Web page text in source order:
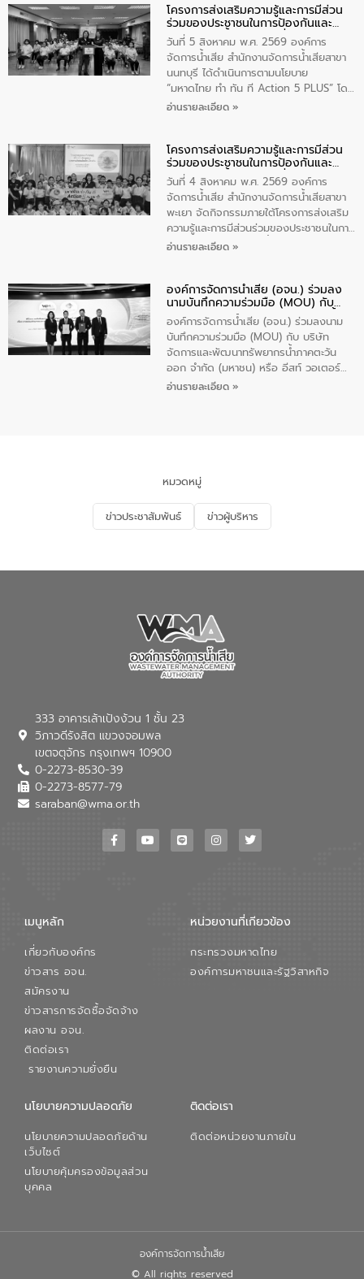
วัดสิงห์ จังหวัดชัยนาท โดยมีนายแสงชัย
สุขชื่น นายกเทศมนตรีตำบลวัดสิงห์ คณะผู้
บริหารเทศบาลตำบลวัดสิงห์ ผู้นำชุมชน และ
ประชาชนในพื้นที่เทศบาลตำบลวัดสิงก์ที่มี
ส่วนได้ส่วนเสียในโครงก่อสร้างศูนย์บริหาร
จัดการคุณภาพน้ำเทศบาลตำบลวัดสิงห์
จังหวัดชัยนาท ให้การต้อนรับ
โครงการส่งเสริมความรู้และการมีส่วน
ร่วมของประชาชนในการป้องกันและ
แก้ไขปัญหาน้ำเสียอย่างยั่งยืน
วันที่ 5 สิงหาคม พ.ศ. 2569 องค์การ
จัดการน้ำเสีย สำนักงานจัดการน้ำเสียสาขา
นนทบุรี ได้ดำเนินการตามนโยบาย
“มหาดไทย ทำ ทัน ที Action 5 PLUS” โดย
จัดโครงการส่งเสริมความรู้และการมีส่วน
“ชุมชนร่วมใจ น้ำใสยั่งยืน” ได้บรรยายให้
ความรู้เกี่ยวกับการจัดการน้ำเสียและการใช้
ถังดักไขมันให้แก่นักเรียนโรงเรียนวัดบ่อ
(นันทวิทยา) เทศบาลนครปากเกร็ด อำเภอ
ปากเกร็ด จังหวัดนนทบุรี จำนวน 30 คน
อ่านรายละเอียด »
โครงการส่งเสริมความรู้และการมีส่วน
ร่วมของประชาชนในการป้องกันและ
แก้ไขปัญหาน้ำเสียอย่างยั่งยืน
วันที่ 4 สิงหาคม พ.ศ. 2569 องค์การ
จัดการน้ำเสีย สำนักงานจัดการน้ำเสียสาขา
พะเยา จัดกิจกรรมภายใต้โครงการส่งเสริม
ความรู้และการมีส่วนร่วมของประชาชนในการ
ป้องกันและแก้ไขปัญหาน้ำเสียอย่างยั่งยืน
ชุมชนและการบำบัดน้ำเสียเบื้องต้น ให้กับ
นักเรียนชั้นประถมศึกษาปีที่ 5 โรงเรียน
เทศบาล 1 (พะเยาประชานุกูล) จำนวน 30
คน
อ่านรายละเอียด »
องค์การจัดการน้ำเสีย (อจน.) ร่วมลง
นามบันทึกความร่วมมือ (MOU) กับ
บริษัท จัดการและพัฒนาทรัพยากรน้ำ
ภาคตะวันออก จำกัด (มหาชน) หรือ อีส
ท์ วอเตอร์
องค์การจัดการน้ำเสีย (อจน.) ร่วมลงนาม
บันทึกความร่วมมือ (MOU) กับ บริษัท
จัดการและพัฒนาทรัพยากรน้ำภาคตะวัน
ออก จำกัด (มหาชน) หรือ อีสท์ วอเตอร์
เมื่อวันอังคารที่ 4 สิงหาคม 2569 ณ ห้อง
ด้านน้ำของประเทศ และเตรียมความพร้อม
รองรับการเติบโตของเมือง รวมถึงการ
ลงทุนในอุตสาหกรรมแห่งอนาคต ตลอดจน
มุ่งตอบโจทย์ความท้าทายจากวิกฤตการ
ในครั้งนี้เป็นการดึงจุดแข็งและความ
(อจน.) มาผสานกับประสบการณ์และ
เทคโนโลยีโครงข่ายน้ำครบวงจรในพื้นที่ EEC
ของอีสท์ วอเตอร์ เพื่อร่วมกันศึกษา
เทคโนโลยีการปรับปรุงคุณภาพน้ำ (Water
Reuse) และพัฒนารูปแบบการดำเนินงาน
ใช้น้ำที่พุ่งสูงขึ้นจากการขยายตัวของ
การองค์การจัดการน้ำเสีย กล่าวถึงภารกิจ
เพื่อสนับสนุนการพัฒนาเมืองอย่างยั่งยืน
ขณะที่ นายบดินทร์ อุดล กรรมการผู้อำนวย
สมดุลทางเศรษฐกิจและสิ่งแวดล้อมได้อย่าง
ภาคเอกชนในครั้งนี้ นับเป็นก้าวสำคัญของ
องค์การจัดการน้ำเสีย (อจน.) ในการร่วมวาง
อ่านรายละเอียด »
หมวดหมู่
ข่าวประชาสัมพันธ์ ข่าวผู้บริหาร
333 อาคารเล้าเป้งง้วน 1 ชั้น 23
วิภาวดีรังสิต แขวงจอมพล
เขตจตุจักร กรุงเทพฯ 10900
0-2273-8530-39
0-2273-8577-79
saraban@wma.or.th
เมนูหลัก
เกี่ยวกับองค์กร
ข่าวสาร อจน.
สมัครงาน
ข่าวสารการจัดซื้อจัดจ้าง
ผลงาน อจน.
ติดต่อเรา
รายงานความยั่งยืน
หน่วยงานที่เกียวข้อง
กระทรวงมหาดไทย
องค์การมหาชนและรัฐวิสาหกิจ
นโยบายความปลอดภัย
นโยบายความปลอดภัยด้าน
เว็บไซต์
นโยบายคุ้มครองข้อมูลส่วน
บุคคล
ติดต่อเรา
ติดต่อหน่วยงานภายใน
© All rights reserved
องค์การจัดการน้ำเสีย